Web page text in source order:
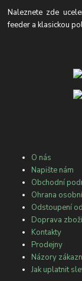
Naleznete zde
feeder a klasickou
O nás
Napište nám
Obchodní
Ohrana
Odstoupení
Doprava
Kontakty
Prodejny
Názory
Jak uplatnit